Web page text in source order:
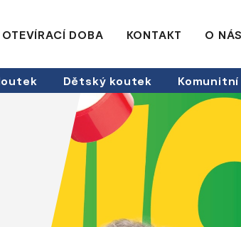
OTEVÍRACÍ DOBA KONTAKT O NÁS
Dětský koutek